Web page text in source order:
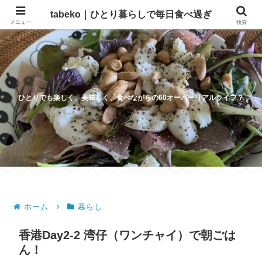
ひとりでも楽しく、美味しく、食べながらの60オーバーリアルライフ？
ホーム 暮らし
香港Day2-2 湾仔（ワンチャイ）で朝ごは
ん！
メニュー
tabeko｜ひとり暮らしで毎日食べ過ぎ
検索